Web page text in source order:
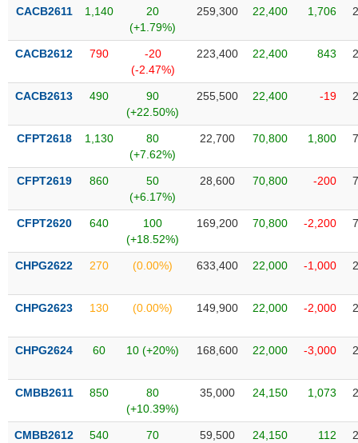
CACB2611 1,140
20
(+1.79%)
259,300 22,400 1,706
CACB2612 790
-20
(-2.47%)
223,400 22,400 843
CACB2613 490
90
(+22.50%)
255,500 22,400 -19
CFPT2618 1,130
80
(+7.62%)
22,700 70,800 1,800
CFPT2619 860
50
(+6.17%)
28,600 70,800 -200
CFPT2620 640
100
(+18.52%)
169,200 70,800 -2,200
CHPG2622 270 (0.00%) 633,400 22,000 -1,000
CHPG2623 130 (0.00%) 149,900 22,000 -2,000
CHPG2624 60 10 (+20%) 168,600 22,000 -3,000
CMBB2611 850
80
(+10.39%)
35,000 24,150 1,073
CMBB2612 540
70
59,500 24,150 112
VỤ
THÔNG
TIỆN
ÍCH
BẤT
SẢN
Mã
chứng
(-)
đạo
(-)